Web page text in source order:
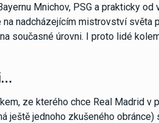
Mnichov, PSG a prakticky
nadcházejícím mistrovství světa
současné úrovni. I proto lidé
ze kterého chce Real Madrid
ještě jednoho zkušeného